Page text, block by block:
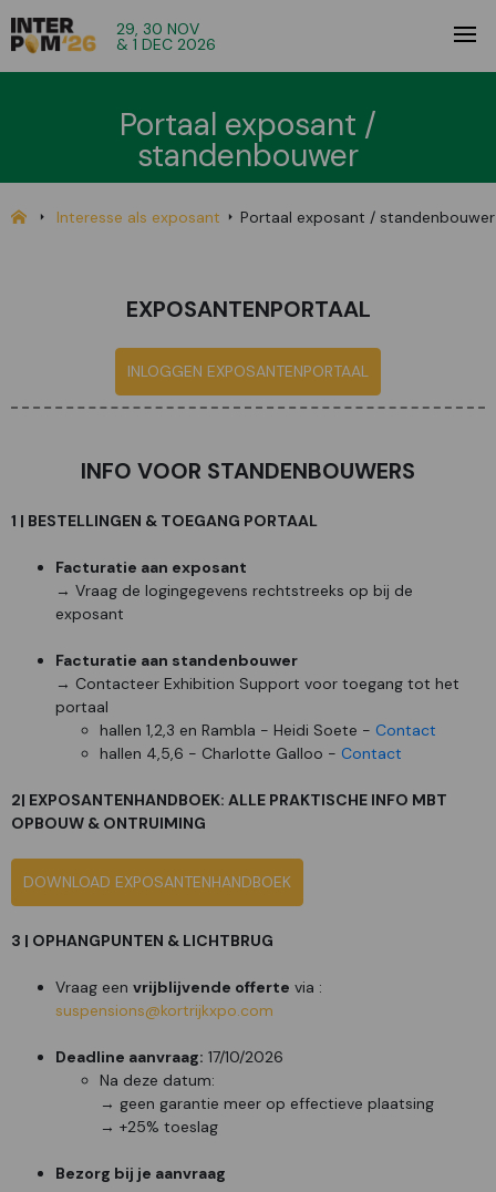
29, 30 NOV
& 1 DEC 2026
Portaal exposant /
standenbouwer
Interesse als exposant Portaal exposant / standenbouwer
EXPOSANTENPORTAAL
INLOGGEN EXPOSANTENPORTAAL
INFO VOOR STANDENBOUWERS
1 | BESTELLINGEN & TOEGANG PORTAAL
Facturatie aan exposant
→ Vraag de logingegevens rechtstreeks op bij de
exposant
Facturatie aan standenbouwer
→ Contacteer Exhibition Support voor toegang tot het
portaal
hallen 1,2,3 en Rambla - Heidi Soete - Contact
hallen 4,5,6 - Charlotte Galloo - Contact
2| EXPOSANTENHANDBOEK: ALLE PRAKTISCHE INFO MBT
OPBOUW & ONTRUIMING
DOWNLOAD EXPOSANTENHANDBOEK
3 | OPHANGPUNTEN & LICHTBRUG
Vraag een vrijblijvende offerte via :
suspensions@kortrijkxpo.com
Deadline aanvraag: 17/10/2026
Na deze datum:
→ geen garantie meer op effectieve plaatsing
→ +25% toeslag
Bezorg bij je aanvraag